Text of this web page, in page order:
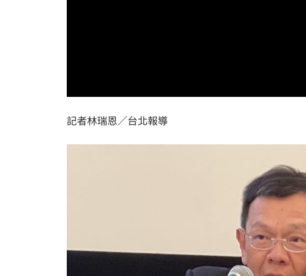
8國球員齊聚高雄 Formosa 7s掀足球熱潮
記者林瑞恩／台北報導